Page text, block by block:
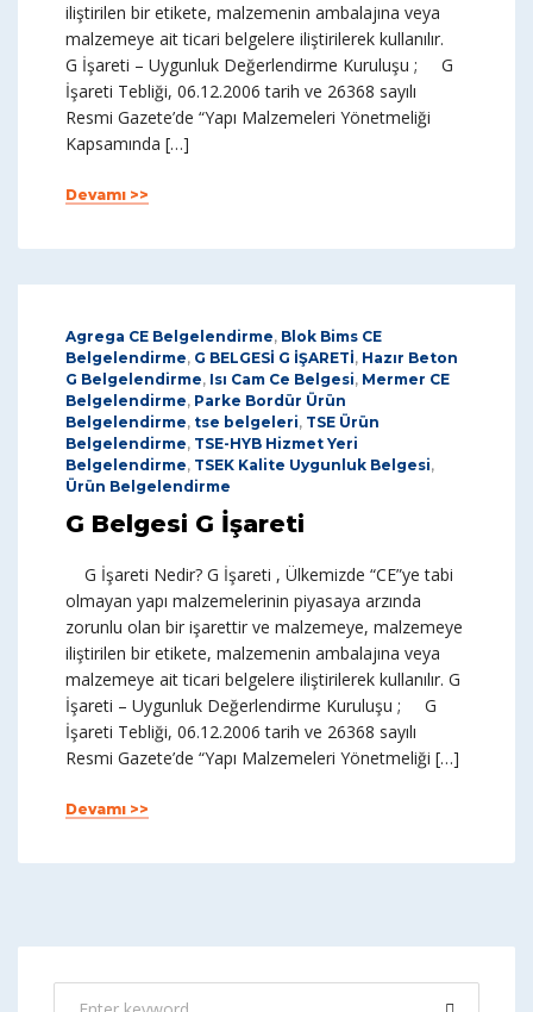
iliştirilen bir etikete, malzemenin ambalajına veya
malzemeye ait ticari belgelere iliştirilerek kullanılır.
G İşareti – Uygunluk Değerlendirme Kuruluşu ; G
İşareti Tebliği, 06.12.2006 tarih ve 26368 sayılı
Resmi Gazete’de “Yapı Malzemeleri Yönetmeliği
Kapsamında […]
Devamı >>
Agrega CE Belgelendirme, Blok Bims CE
Belgelendirme, G BELGESİ G İŞARETİ, Hazır Beton
G Belgelendirme, Isı Cam Ce Belgesi, Mermer CE
Belgelendirme, Parke Bordür Ürün
Belgelendirme, tse belgeleri, TSE Ürün
Belgelendirme, TSE-HYB Hizmet Yeri
Belgelendirme, TSEK Kalite Uygunluk Belgesi,
Ürün Belgelendirme
G Belgesi G İşareti
G İşareti Nedir? G İşareti , Ülkemizde “CE”ye tabi
olmayan yapı malzemelerinin piyasaya arzında
zorunlu olan bir işarettir ve malzemeye, malzemeye
iliştirilen bir etikete, malzemenin ambalajına veya
malzemeye ait ticari belgelere iliştirilerek kullanılır. G
İşareti – Uygunluk Değerlendirme Kuruluşu ; G
İşareti Tebliği, 06.12.2006 tarih ve 26368 sayılı
Resmi Gazete’de “Yapı Malzemeleri Yönetmeliği […]
Devamı >>